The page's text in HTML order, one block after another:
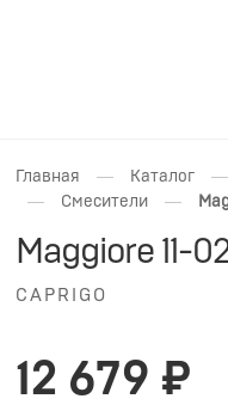
Главная — Каталог —
— Смесители —
Maggiore 11-
CAPRIGO
12 679 ₽